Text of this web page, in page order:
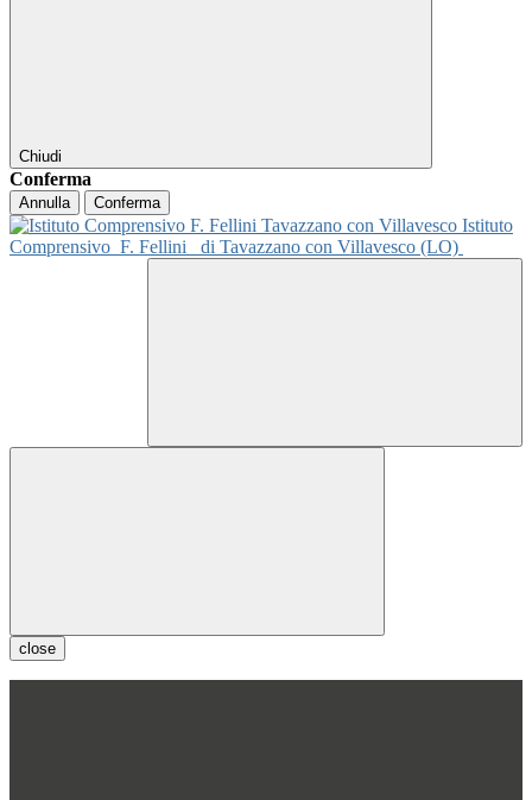
Chiudi
Conferma
Annulla Conferma
Istituto
Comprensivo F. Fellini di Tavazzano con Villavesco (LO)
close